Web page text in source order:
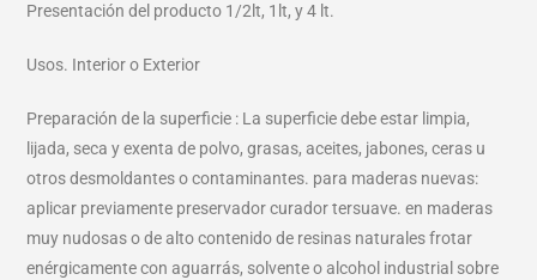
Presentación del producto 1/2lt, 1lt, y 4 lt.
Usos. Interior o Exterior
Preparación de la superficie : La superficie debe estar limpia,
lijada, seca y exenta de polvo, grasas, aceites, jabones, ceras u
otros desmoldantes o contaminantes. para maderas nuevas:
aplicar previamente preservador curador tersuave. en maderas
muy nudosas o de alto contenido de resinas naturales frotar
enérgicamente con aguarrás, solvente o alcohol industrial sobre